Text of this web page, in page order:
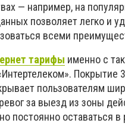
— например, на
позволяет легко и
всеми
тарифы именно с
пользователям
за выезд из зоны
постоянно оставаться